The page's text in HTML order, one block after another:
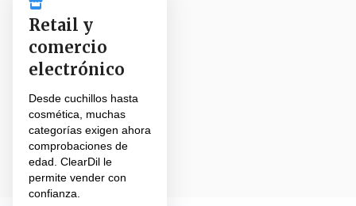
Retail y
comercio
electrónico
Desde cuchillos hasta
cosmética, muchas
categorías exigen ahora
comprobaciones de
edad. ClearDil le
permite vender con
confianza.